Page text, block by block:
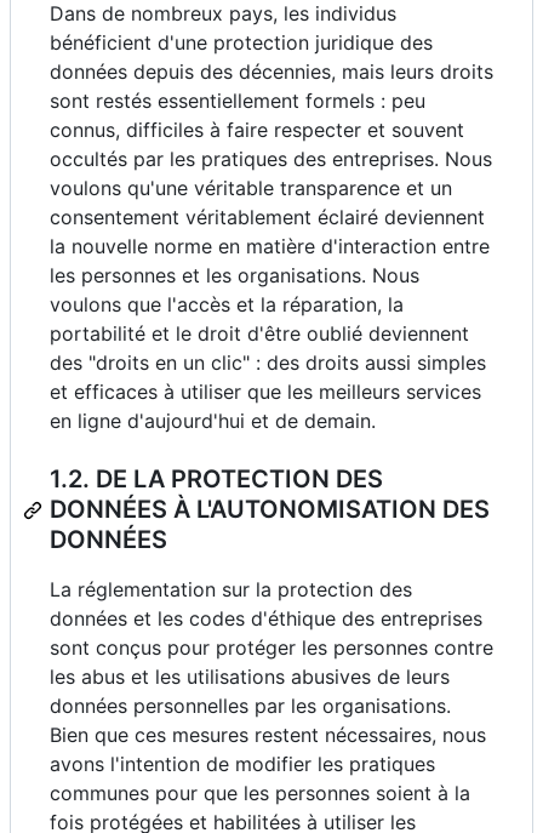
Dans de nombreux pays, les individus
bénéficient d'une protection juridique des
données depuis des décennies, mais leurs droits
sont restés essentiellement formels : peu
connus, difficiles à faire respecter et souvent
occultés par les pratiques des entreprises. Nous
voulons qu'une véritable transparence et un
consentement véritablement éclairé deviennent
la nouvelle norme en matière d'interaction entre
les personnes et les organisations. Nous
voulons que l'accès et la réparation, la
portabilité et le droit d'être oublié deviennent
des "droits en un clic" : des droits aussi simples
et efficaces à utiliser que les meilleurs services
en ligne d'aujourd'hui et de demain.
1.2. DE LA PROTECTION DES
DONNÉES À L'AUTONOMISATION DES
DONNÉES
La réglementation sur la protection des
données et les codes d'éthique des entreprises
sont conçus pour protéger les personnes contre
les abus et les utilisations abusives de leurs
données personnelles par les organisations.
Bien que ces mesures restent nécessaires, nous
avons l'intention de modifier les pratiques
communes pour que les personnes soient à la
fois protégées et habilitées à utiliser les